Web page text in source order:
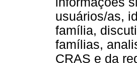
usuários/as,
família,
famílias,
CRAS e da